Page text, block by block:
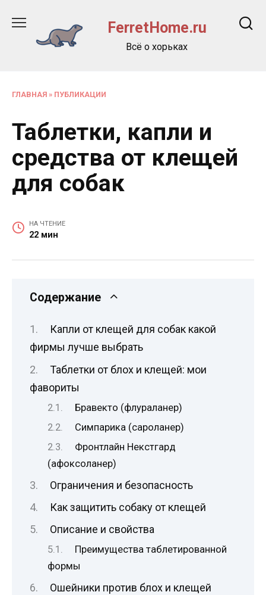
содержанию
FerretHome.ru
Всё о хорьках
ГЛАВНАЯ » ПУБЛИКАЦИИ
Таблетки, капли и
средства от клещей
для собак
НА ЧТЕНИЕ
22 мин
Содержание
Капли от клещей для собак какой
фирмы лучше выбрать
Таблетки от блох и клещей: мои
фавориты
Бравекто (флураланер)
Симпарика (сароланер)
Фронтлайн Некстгард
(афоксоланер)
Ограничения и безопасность
Как защитить собаку от клещей
Описание и свойства
Преимущества таблетированной
формы
Ошейники против блох и клещей